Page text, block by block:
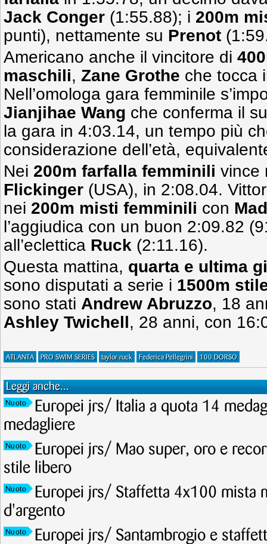
Jack Conger (1:55.88); i 200m
punti), nettamente su Prenot
Americano anche il vincitore di
maschili, Zane Grothe che tocca
Nell’omologa gara femminile
Jianjihae Wang che conferma il
la gara in 4:03.14, un tempo più
considerazione dell’età,
Nei 200m farfalla femminili vince
Flickinger (USA), in 2:08.04.
nei 200m misti femminili con
l’aggiudica con un buon 2:09.82
all’eclettica Ruck (2:11.16).
Questa mattina, quarta e ultima
sono disputati a serie i 1500m
sono stati Andrew Abruzzo, 18
Ashley Twichell, 28 anni, con
ATLANTA PRO SWIM SERIES taylor ruck Federica Pellegrini 100 DORSO
Leggi anche...
Nuoto
Europei jrs/ Italia a quota 14
medagliere
Nuoto
Europei jrs/ Mao super, oro e
stile libero
Nuoto
Europei jrs/ Staffetta 4x100 mista
d'argento
Nuoto Europei jrs/ Santambrogio e